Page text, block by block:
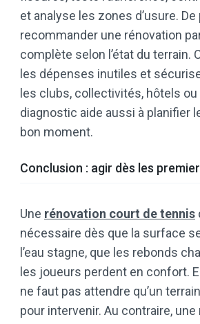
et analyse les zones d’usure.
recommander une rénovation
complète selon l’état du terrain.
les dépenses inutiles et
les clubs, collectivités, hôtels
diagnostic aide aussi à planifier
bon moment.
Conclusion : agir dès les
Une rénovation court de tennis
nécessaire dès que la surface
l’eau stagne, que les rebonds
les joueurs perdent en confort.
ne faut pas attendre qu’un
pour intervenir. Au contraire,